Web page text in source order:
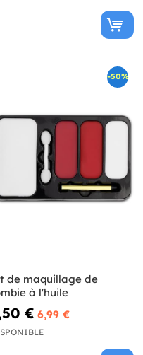
-50%
de maquillage de
à l'huile
€ 6,99 €